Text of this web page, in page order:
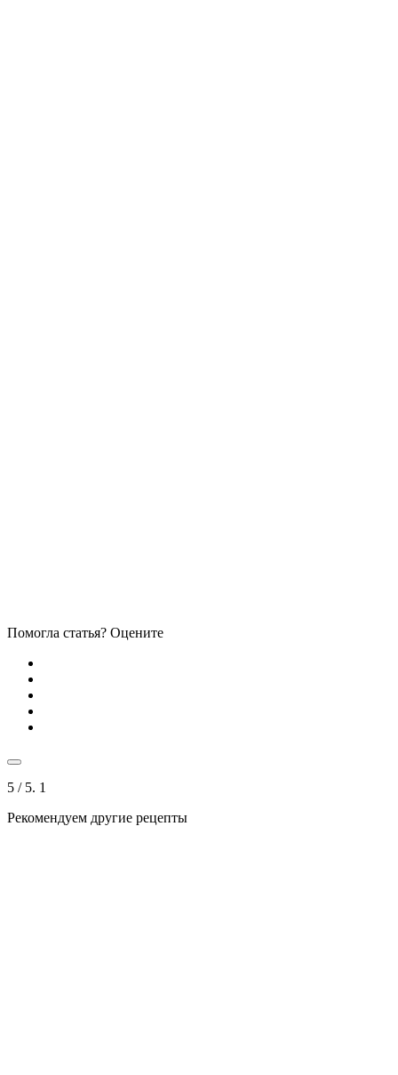
Помогла статья? Оцените
5 / 5. 1
Рекомендуем другие рецепты